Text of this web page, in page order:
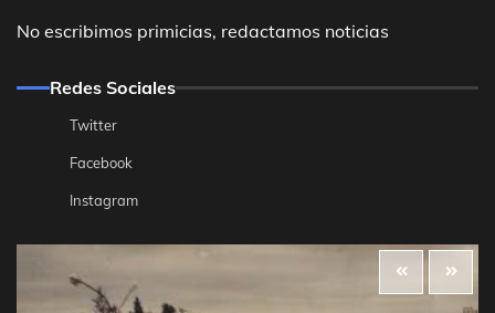
No escribimos primicias, redactamos noticias
Redes Sociales
Twitter
Facebook
Instagram